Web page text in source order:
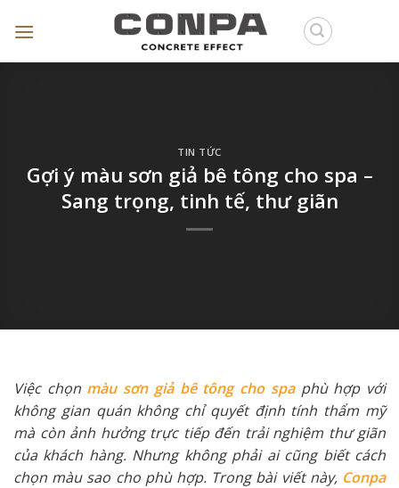
TIN TỨC
Gợi ý màu sơn giả bê tông cho spa –
Sang trọng, tinh tế, thư giãn
Việc chọn màu sơn giả bê tông cho spaphù hợp với
không gian quán không chỉ quyết định tính thẩm mỹ
mà còn ảnh hưởng trực tiếp đến trải nghiệm thư giãn
của khách hàng. Nhưng không phải ai cũng biết cách
chọn màu sao cho phù hợp. Trong bài viết này, Conpa